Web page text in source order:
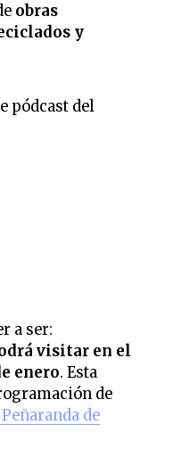
obras
y
pódcast del
a ser:
visitar en el
enero. Esta
de
de